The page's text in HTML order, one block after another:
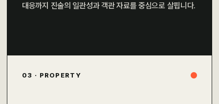
대응까지 진술의 일관성과 객관 자료를 중심으로 살핍니다.
03 · PROPERTY